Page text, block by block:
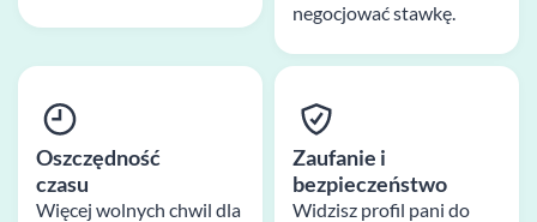
Oszczędność
czasu
Więcej wolnych chwil dla
negocjować stawkę.
Zaufanie i
bezpieczeństwo
Widzisz profil pani do